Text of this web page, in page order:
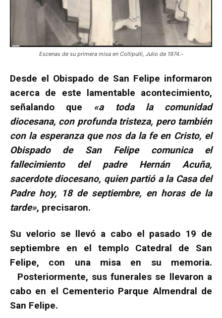
Escenas de su primera misa en Collipulli, Julio de 1974.-
Desde el Obispado de San Felipe informaron
acerca de este lamentable acontecimiento,
señalando que «a toda la comunidad
diocesana, con profunda tristeza, pero también
con la esperanza que nos da la fe en Cristo, el
Obispado de San Felipe comunica el
fallecimiento del padre Hernán Acuña,
sacerdote diocesano, quien partió a la Casa del
Padre hoy, 18 de septiembre, en horas de la
tarde», precisaron.
Su velorio se llevó a cabo el pasado 19 de
septiembre en el templo Catedral de San
Felipe, con una misa en su memoria.
Posteriormente, sus funerales se llevaron a
cabo en el Cementerio Parque Almendral de
San Felipe.